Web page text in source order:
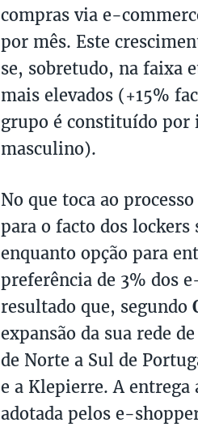
compras via e-
por mês. Este
se, sobretudo, na faixa
mais elevados (+15%
grupo é constituído por
masculino).
No que toca ao
para o facto dos
enquanto opção para
preferência de 3% dos
resultado que, segundo
expansão da sua rede
de Norte a Sul de
e a Klepierre. A
adotada pelos e-